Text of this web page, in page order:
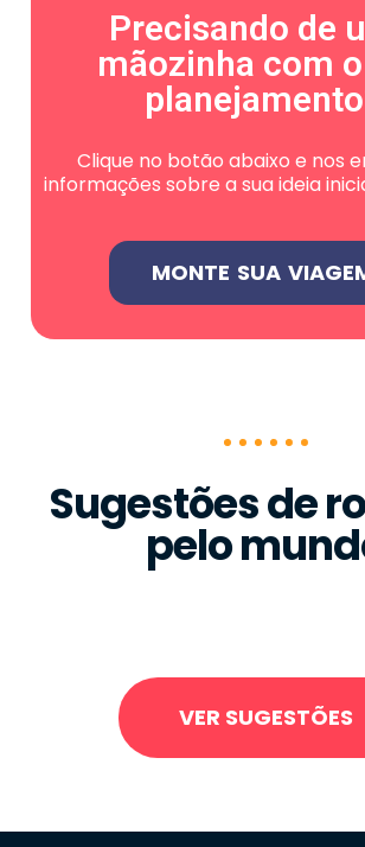
Precisando de
mãozinha com
Clique no botão abaixo e nos
informações sobre a sua ideia
MONTE SUA
Sugestões de
pelo
VER SUGESTÕES